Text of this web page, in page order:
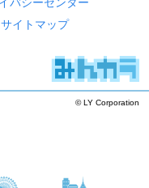
バシーセンター
サイトマップ
© LY Corporation